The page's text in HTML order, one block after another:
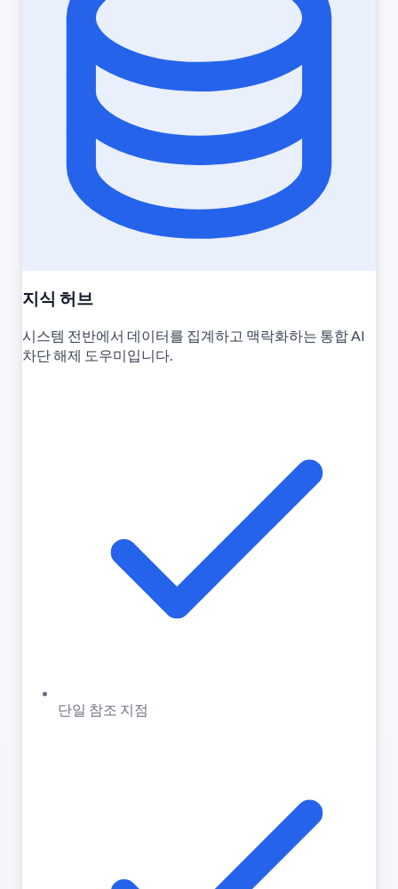
지식 허브
시스템 전반에서 데이터를 집계하고 맥락화하는 통합 AI
차단 해제 도우미입니다.
단일 참조 지점